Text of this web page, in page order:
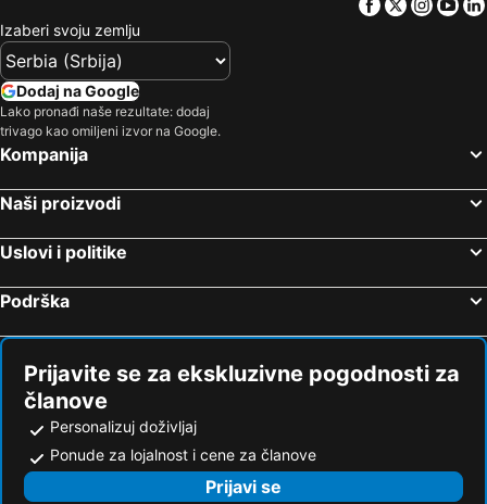
Izaberi svoju zemlju
Dodaj na Google
Lako pronađi naše rezultate: dodaj
trivago kao omiljeni izvor na Google.
Kompanija
Naši proizvodi
Uslovi i politike
Podrška
Prijavite se za ekskluzivne pogodnosti za
članove
Personalizuj doživljaj
Ponude za lojalnost i cene za članove
Prijavi se